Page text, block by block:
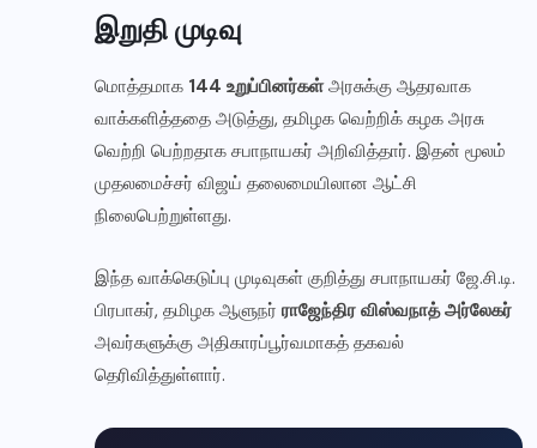
இறுதி முடிவு
மொத்தமாக 144 உறுப்பினர்கள்அரசுக்கு ஆதரவாக
வாக்களித்ததை அடுத்து, தமிழக வெற்றிக் கழக அரசு
வெற்றி பெற்றதாக சபாநாயகர் அறிவித்தார். இதன் மூலம்
முதலமைச்சர் விஜய் தலைமையிலான ஆட்சி
நிலைபெற்றுள்ளது.
இந்த வாக்கெடுப்பு முடிவுகள் குறித்து சபாநாயகர் ஜே.சி.டி.
பிரபாகர், தமிழக ஆளுநர் ராஜேந்திர விஸ்வநாத் அர்லேகர்
அவர்களுக்கு அதிகாரப்பூர்வமாகத் தகவல்
தெரிவித்துள்ளார்.
பிறகு பார்க்கிறேன்